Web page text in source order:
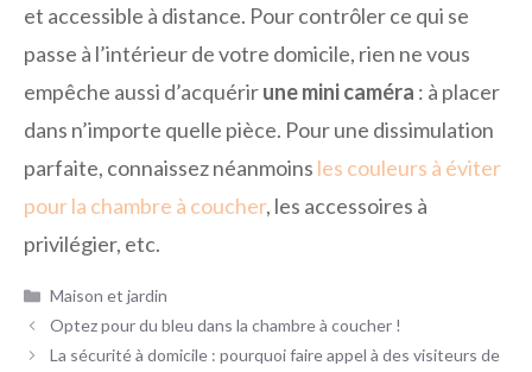
et accessible à distance. Pour contrôler ce qui se
passe à l’intérieur de votre domicile, rien ne vous
empêche aussi d’acquérirune mini caméra : à placer
dans n’importe quelle pièce. Pour une dissimulation
parfaite, connaissez néanmoins les couleurs à éviter
pour la chambre à coucher, les accessoires à
privilégier, etc.
Catégories
Maison et jardin
Optez pour du bleu dans la chambre à coucher !
La sécurité à domicile : pourquoi faire appel à des visiteurs de